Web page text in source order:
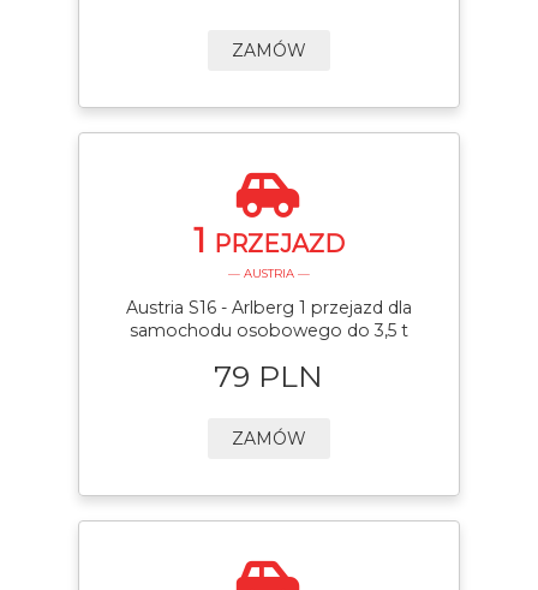
ZAMÓW
1 PRZEJAZD
— AUSTRIA —
Austria S16 - Arlberg 1 przejazd dla
samochodu osobowego do 3,5 t
79 PLN
ZAMÓW